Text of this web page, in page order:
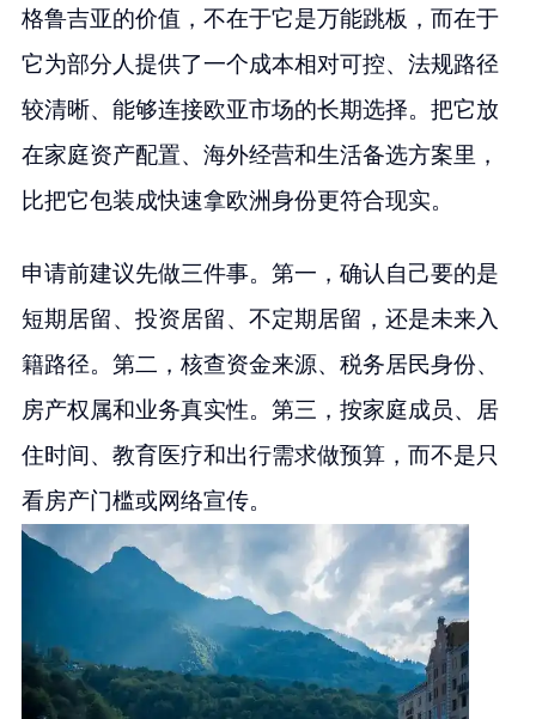
格鲁吉亚的价值，不在于它是万能跳板，而在于
它为部分人提供了一个成本相对可控、法规路径
较清晰、能够连接欧亚市场的长期选择。把它放
在家庭资产配置、海外经营和生活备选方案里，
比把它包装成快速拿欧洲身份更符合现实。
申请前建议先做三件事。第一，确认自己要的是
短期居留、投资居留、不定期居留，还是未来入
籍路径。第二，核查资金来源、税务居民身份、
房产权属和业务真实性。第三，按家庭成员、居
住时间、教育医疗和出行需求做预算，而不是只
看房产门槛或网络宣传。